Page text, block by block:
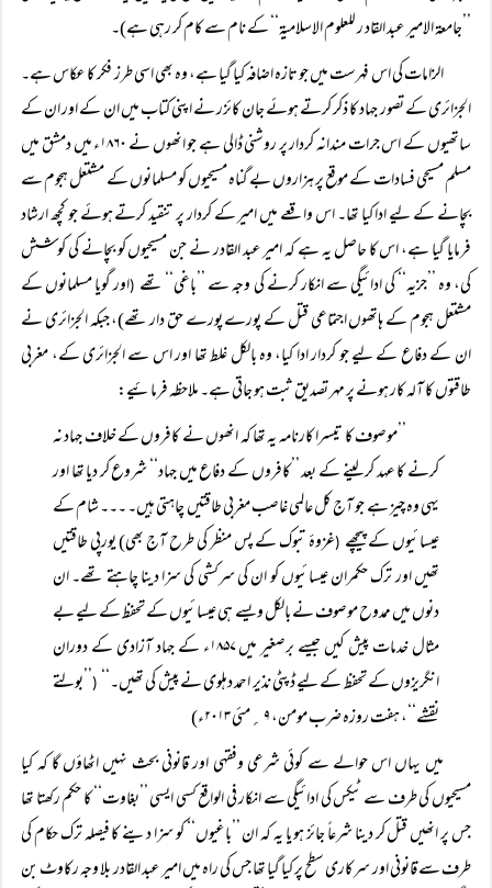
’’جامعۃ الامیر عبد القاد ر للعلوم الاسلامیۃ‘‘ کے نام سے کام کر رہی ہے)۔
الزامات کی اس فہرست میں جو تازہ اضافہ کیا گیا ہے، وہ بھی اسی طرز فکر کا عکاس ہے۔
الجزائری کے تصور جہاد کا ذکر کرتے ہوئے جان کائزر نے اپنی کتاب میں ان کے اور ان کے
ساتھیوں کے اس جرات مندانہ کردار پر روشنی ڈالی ہے جو انھوں نے ۱۸۶۰ء میں دمشق میں
مسلم مسیحی فسادات کے موقع پر ہزاروں بے گناہ مسیحیوں کو مسلمانوں کے مشتعل ہجوم سے
بچانے کے لیے ادا کیا تھا۔ اس واقعے میں امیر کے کردار پر تنقید کرتے ہوئے جو کچھ ارشاد
فرمایا گیا ہے، اس کا حاصل یہ ہے کہ امیر عبد القادر نے جن مسیحیوں کو بچانے کی کوشش
کی، وہ ’’جزیہ‘‘ کی ادائیگی سے انکار کرنے کی وجہ سے ’’باغی‘‘ تھے (اور گویا مسلمانوں کے
مشتعل ہجوم کے ہاتھوں اجتماعی قتل کے پورے پورے حق دار تھے)، جبکہ الجزائری نے
ان کے دفاع کے لیے جو کردار ادا کیا، وہ بالکل غلط تھا اور اس سے الجزائری کے، مغربی
طاقتوں کا آلہ کار ہونے پر مہر تصدیق ثبت ہو جاتی ہے۔ ملاحظہ فرمائیے:
’’موصوف کا تیسرا کارنامہ یہ تھا کہ انھوں نے کافروں کے خلاف جہاد نہ
کرنے کا عہد کر لینے کے بعد ’’کافروں کے دفاع میں جہاد‘‘ شروع کر دیا تھا اور
یہی وہ چیز ہے جو آج کل عالمی غاصب مغربی طاقتیں چاہتی ہیں۔ ۔۔۔ شام کے
عیسائیوں کے پیچھے (غزوۂ تبوک کے پس منظر کی طرح آج بھی) یورپی طاقتیں
تھیں اور ترک حکمران عیسائیوں کو ان کی سرکشی کی سزا دینا چاہتے تھے۔ ان
دنوں میں ممدوح موصوف نے بالکل ویسے ہی عیسائیوں کے تحفظ کے لیے بے
مثال خدمات پیش کیں جیسے برصغیر میں ۱۸۵۷ء کے جہاد آزادی کے دوران
انگریزوں کے تحفظ کے لیے ڈپٹی نذیر احمد دہلوی نے پیش کی تھیں۔‘‘
(
’’بولتے
نقشے‘‘، ہفت روزہ ضرب مومن، ۹ ؍مئی ۲۰۱۳ء)
میں یہاں اس حوالے سے کوئی شرعی وفقہی اور قانونی بحث نہیں اٹھاؤں گا کہ کیا
مسیحیوں کی طرف سے ٹیکس کی ادائیگی سے انکار فی الواقع کسی ایسی ’’بغاوت‘‘ کا حکم رکھتا تھا
جس پر انھیں قتل کر دینا شرعاً جائز ہو یا یہ کہ ان ’’باغیوں‘‘ کو سزا دینے کا فیصلہ ترک حکام کی
طرف سے قانونی اور سرکاری سطح پر کیا گیا تھا جس کی راہ میں امیر عبد القادر بلا وجہ رکاوٹ بن